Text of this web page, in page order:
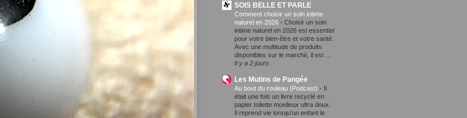
SOIS BELLE ET PARLE
Comment choisir un soin intime
naturel en 2026 - Choisir un soin
intime naturel en 2026 est essentiel
pour votre bien-être et votre santé.
Avec une multitude de produits
disponibles sur le marché, il est ...
Il y a 2 jours
Les Mutins de Pangée
Au bout du rouleau (Podcast) - Il
était une fois un livre recyclé en
papier toilette moelleux ultra doux.
Il reprend vie lorsqu'un enfant le